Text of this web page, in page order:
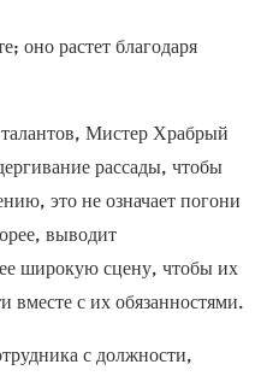
оно растет благодаря
Мистер Храбрый
рассады, чтобы
это не означает погони
выводит
широкую сцену, чтобы их
вместе с их обязанностями.
с должности,